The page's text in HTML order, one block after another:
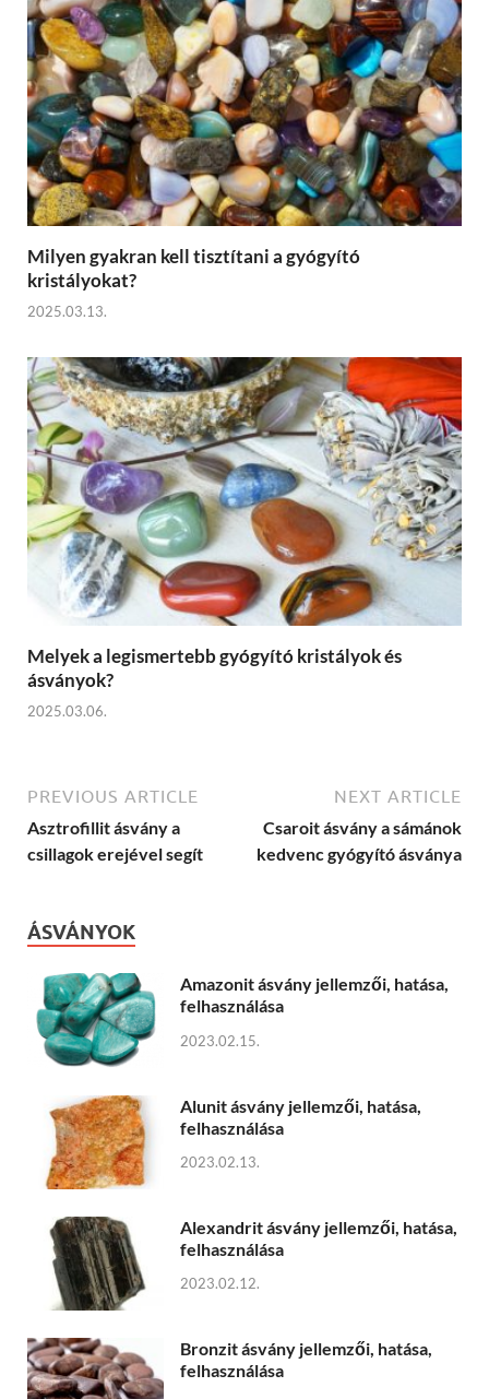
Milyen gyakran kell tisztítani a gyógyító
kristályokat?
2025.03.13.
Melyek a legismertebb gyógyító kristályok és
ásványok?
2025.03.06.
PREVIOUS ARTICLE
Asztrofillit ásvány a
csillagok erejével segít
NEXT ARTICLE
Csaroit ásvány a sámánok
kedvenc gyógyító ásványa
ÁSVÁNYOK
Amazonit ásvány jellemzői, hatása,
felhasználása
2023.02.15.
Alunit ásvány jellemzői, hatása,
felhasználása
2023.02.13.
Alexandrit ásvány jellemzői, hatása,
felhasználása
2023.02.12.
Bronzit ásvány jellemzői, hatása,
felhasználása